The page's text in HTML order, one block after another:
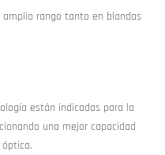
amplio rango tanto en blandas
están indicadas para la
una mejor capacidad